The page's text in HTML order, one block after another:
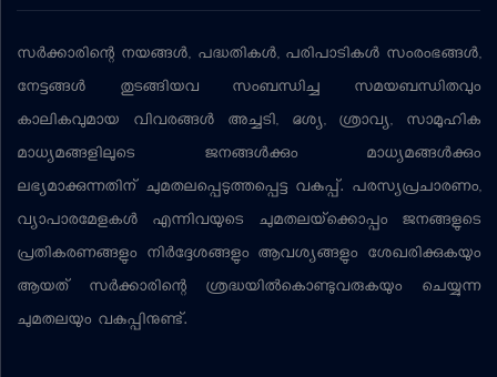
സര്‍ക്കാരിന്റെ നയങ്ങള്‍, പദ്ധതികള്‍, പരിപാടികള്‍ സംരംഭങ്ങള്‍,
നേട്ടങ്ങള്‍ തുടങ്ങിയവ സംബന്ധിച്ച സമയബന്ധിതവും
കാലികവുമായ വിവരങ്ങള്‍ അച്ചടി, ദൃശ്യ, ശ്രാവ്യ, സാമൂഹിക
മാധ്യമങ്ങളിലൂടെ ജനങ്ങള്‍ക്കും മാധ്യമങ്ങള്‍ക്കും
ലഭ്യമാക്കുന്നതിന് ചുമതലപ്പെടുത്തപ്പെട്ട വകുപ്പ്. പരസ്യപ്രചാരണം,
വ്യാപാരമേളകള്‍ എന്നിവയുടെ ചുമതലയ്‌ക്കൊപ്പം ജനങ്ങളുടെ
പ്രതികരണങ്ങളും നിര്‍ദ്ദേശങ്ങളും ആവശ്യങ്ങളും ശേഖരിക്കുകയും
ആയത് സര്‍ക്കാരിന്റെ ശ്രദ്ധയില്‍കൊണ്ടുവരുകയും ചെയ്യുന്ന
ചുമതലയും വകുപ്പിനുണ്ട്.